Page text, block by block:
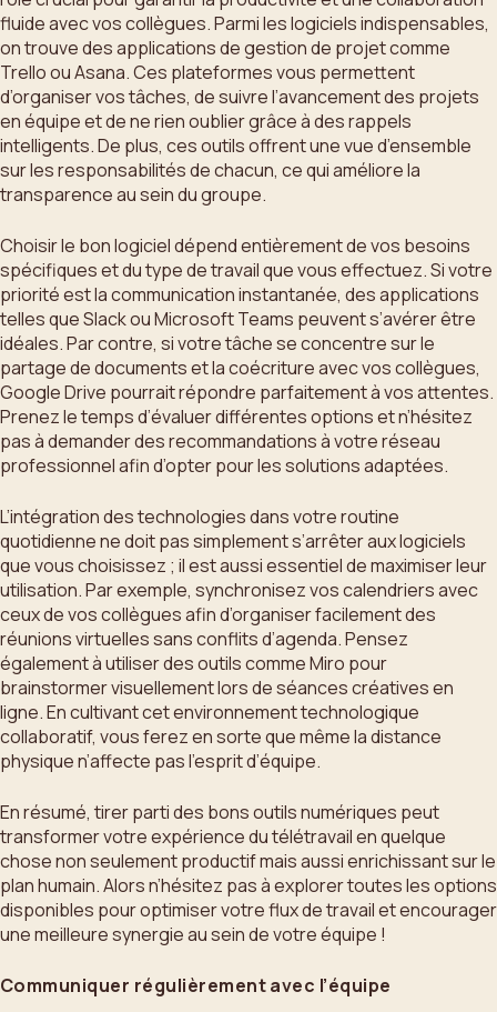
fluide avec vos collègues. Parmi les logiciels indispensables,
on trouve des applications de gestion de projet comme
Trello ou Asana. Ces plateformes vous permettent
d’organiser vos tâches, de suivre l’avancement des projets
en équipe et de ne rien oublier grâce à des rappels
intelligents. De plus, ces outils offrent une vue d’ensemble
sur les responsabilités de chacun, ce qui améliore la
transparence au sein du groupe.
Choisir le bon logiciel dépend entièrement de vos besoins
spécifiques et du type de travail que vous effectuez. Si votre
priorité est la communication instantanée, des applications
telles que Slack ou Microsoft Teams peuvent s’avérer être
idéales. Par contre, si votre tâche se concentre sur le
partage de documents et la coécriture avec vos collègues,
Google Drive pourrait répondre parfaitement à vos attentes.
Prenez le temps d’évaluer différentes options et n’hésitez
pas à demander des recommandations à votre réseau
professionnel afin d’opter pour les solutions adaptées.
L’intégration des technologies dans votre routine
quotidienne ne doit pas simplement s’arrêter aux logiciels
que vous choisissez ; il est aussi essentiel de maximiser leur
utilisation. Par exemple, synchronisez vos calendriers avec
ceux de vos collègues afin d’organiser facilement des
réunions virtuelles sans conflits d’agenda. Pensez
également à utiliser des outils comme Miro pour
brainstormer visuellement lors de séances créatives en
ligne. En cultivant cet environnement technologique
collaboratif, vous ferez en sorte que même la distance
physique n’affecte pas l’esprit d’équipe.
En résumé, tirer parti des bons outils numériques peut
transformer votre expérience du télétravail en quelque
chose non seulement productif mais aussi enrichissant sur le
plan humain. Alors n’hésitez pas à explorer toutes les options
disponibles pour optimiser votre flux de travail et encourager
une meilleure synergie au sein de votre équipe !
Communiquer régulièrement avec l’équipe